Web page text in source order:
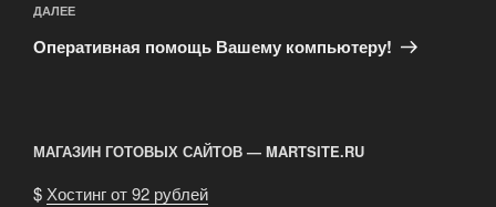
Следующая
запись
ДАЛЕЕ
Оперативная помощь Вашему компьютеру!
МАГАЗИН ГОТОВЫХ САЙТОВ — MARTSITE.RU
$Хостинг от 92 рублей